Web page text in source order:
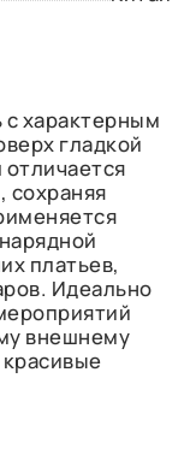
с характерным
гладкой
сохраняя
платьев,
Идеально
внешнему